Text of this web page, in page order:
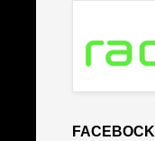
FACEBOCK